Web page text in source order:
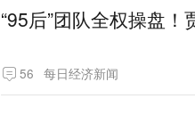
“95后”团队全权操盘！
56 每日经济新闻